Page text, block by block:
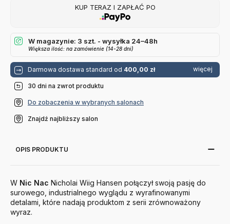
KUP TERAZ I ZAPŁAĆ PO
W magazynie: 3 szt. - wysyłka 24–48h
Większa ilość: na zamówienie (14-28 dni)
Darmowa dostawa standard od 400,00 zł więcej
30 dni na zwrot produktu
Do zobaczenia w wybranych salonach
Znajdź najbliższy salon
OPIS PRODUKTU
W Nic Nac Nicholai Wiig Hansen połączył swoją pasję do
surowego, industrialnego wyglądu z wyrafinowanymi
detalami, które nadają produktom z serii zrównoważony
wyraz.